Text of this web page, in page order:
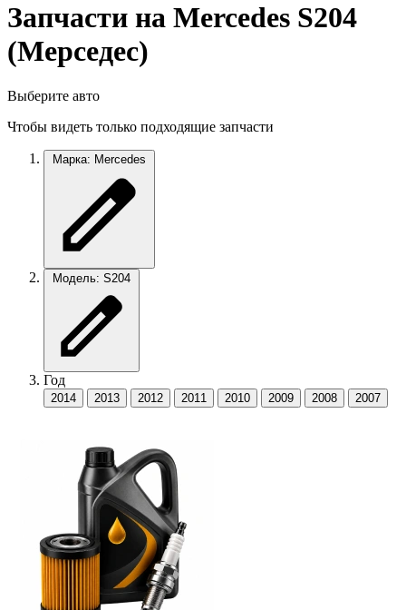
Запчасти на Mercedes S204
(Мерседес)
Выберите авто
Чтобы видеть только подходящие запчасти
Марка: Mercedes
Модель: S204
Год
2014 2013 2012 2011 2010 2009 2008 2007